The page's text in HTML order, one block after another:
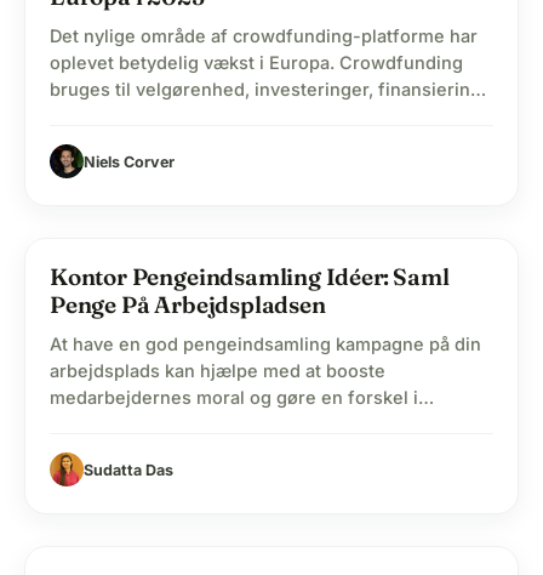
Det nylige område af crowdfunding-platforme har
oplevet betydelig vækst i Europa. Crowdfunding
bruges til velgørenhed, investeringer, finansiering
mennesker bruger en del tid på at donere til
utallige formål gennem crowdfunding for
Niels Corver
corporate_fare
Kontor Pengeindsamling Idéer: Saml
Penge På Arbejdspladsen
At have en god pengeindsamling kampagne på din
arbejdsplads kan hjælpe med at booste
medarbejdernes moral og gøre en forskel i
penge til samfundet og opbygger også fællesskab
blandt kolleger. Målet med kontor pengeindsamling
Sudatta Das